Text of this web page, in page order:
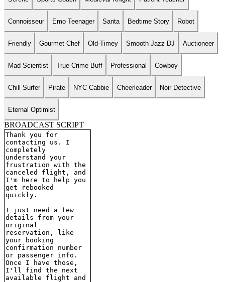
Connoisseur Emo Teenager Santa Bedtime Story Robot
Friendly Gourmet Chef Old-Timey Smooth Jazz DJ Auctioneer
Mad Scientist True Crime Buff Professional Cowboy
Chill Surfer Pirate NYC Cabbie Cheerleader Noir Detective
Eternal Optimist
BROADCAST SCRIPT